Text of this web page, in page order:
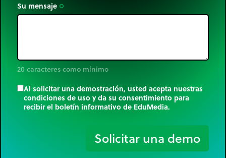
Su mensaje trip_origin
20 caracteres como mínimo
Al solicitar una demostración, usted acepta nuestras
condiciones de uso y da su consentimiento para
recibir el boletín informativo de EduMedia.
Solicitar una demo